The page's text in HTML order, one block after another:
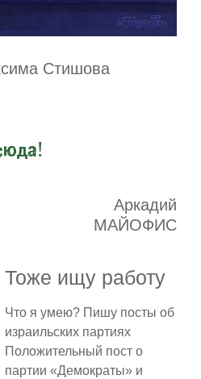
Стишова
Аркадий
МАЙОФИС
Тоже ищу работу
Что я умею? Пишу посты об
израильских партиях
Положительный пост о
партии «Демократы» и